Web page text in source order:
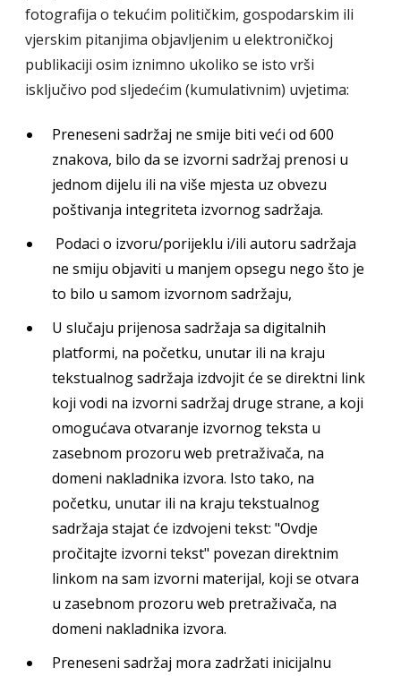
fotografija o tekućim političkim, gospodarskim ili
vjerskim pitanjima objavljenim u elektroničkoj
publikaciji osim iznimno ukoliko se isto vrši
isključivo pod sljedećim (kumulativnim) uvjetima:
Preneseni sadržaj ne smije biti veći od 600
znakova, bilo da se izvorni sadržaj prenosi u
jednom dijelu ili na više mjesta uz obvezu
poštivanja integriteta izvornog sadržaja.
Podaci o izvoru/porijeklu i/ili autoru sadržaja
ne smiju objaviti u manjem opsegu nego što je
to bilo u samom izvornom sadržaju,
U slučaju prijenosa sadržaja sa digitalnih
platformi, na početku, unutar ili na kraju
tekstualnog sadržaja izdvojit će se direktni link
koji vodi na izvorni sadržaj druge strane, a koji
omogućava otvaranje izvornog teksta u
zasebnom prozoru web pretraživača, na
domeni nakladnika izvora. Isto tako, na
početku, unutar ili na kraju tekstualnog
sadržaja stajat će izdvojeni tekst: "Ovdje
pročitajte izvorni tekst" povezan direktnim
linkom na sam izvorni materijal, koji se otvara
u zasebnom prozoru web pretraživača, na
domeni nakladnika izvora.
Preneseni sadržaj mora zadržati inicijalnu